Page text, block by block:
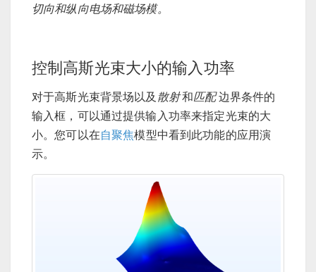
切向和纵向电场和磁场模。
控制高斯光束大小的输入功率
对于高斯光束背景场以及 散射和匹配边界条件的
输入框，可以通过提供输入功率来指定光束的大
小。您可以在自聚焦模型中看到此功能的应用演
示。